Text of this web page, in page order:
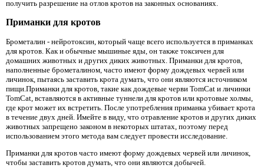
получить разрешение на отлов кротов на законных основаниях.
Приманки для кротов
Брометалин - нейротоксин, который чаще всего используется в приманках
для кротов. Как и обычные мышиные яды, он также токсичен для
домашних животных и других диких животных. Приманки для кротов,
наполненные брометалином, часто имеют форму дождевых червей или
личинок, пытаясь заставить крота думать, что они являются источником
пищи.Приманки для кротов, такие как дождевые черви TomCat и личинки
TomCat, вставляются в активные туннели для кротов или кротовые холмы,
где крот может их встретить. После употребления приманка убивает крота
в течение двух дней. Имейте в виду, что отравление кротов и других диких
животных запрещено законом в некоторых штатах, поэтому перед
использованием этого метода вам следует провести исследование.
Приманки для кротов часто имеют форму дождевых червей или личинок,
чтобы заставить кротов думать, что они являются добычей.